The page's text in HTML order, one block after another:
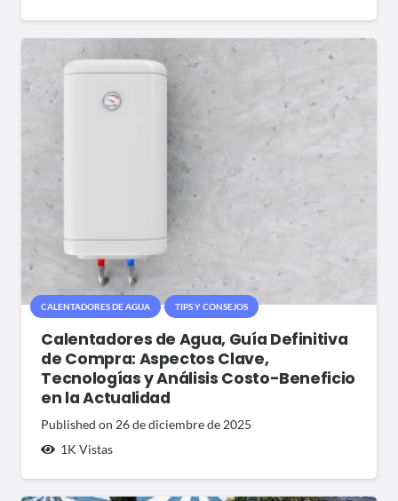
CALENTADORES DE AGUA TIPS Y CONSEJOS
Calentadores de Agua, Guía Definitiva
de Compra: Aspectos Clave,
Tecnologías y Análisis Costo-Beneficio
en la Actualidad
Published on 26 de diciembre de 2025
1K Vistas